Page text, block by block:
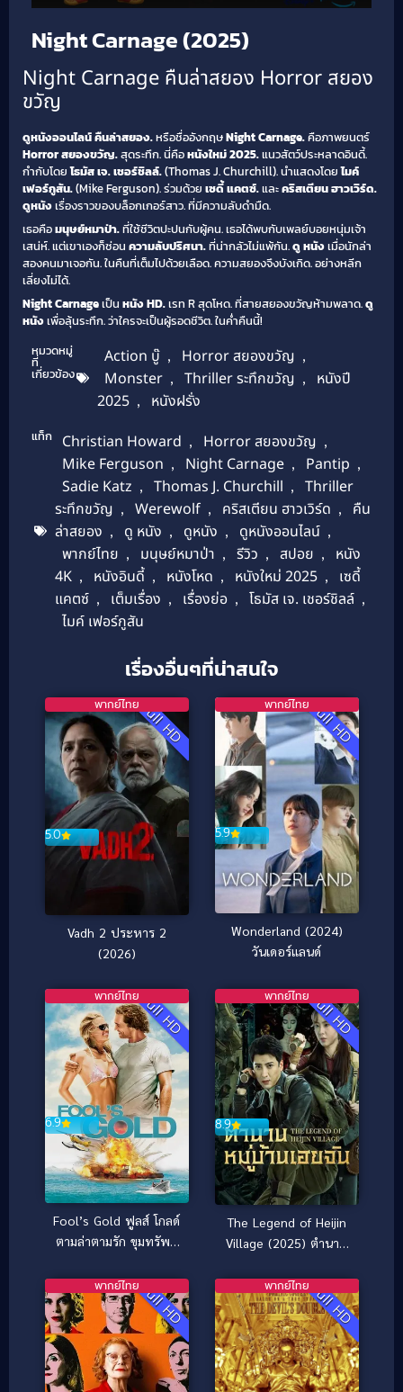
Night Carnage (2025)
Night Carnage คืนล่าสยอง Horror สยอง
ขวัญ
ดูหนังออนไลน์ คืนล่าสยอง.หรือชื่ออังกฤษNight Carnage.คือภาพยนตร์
Horror สยองขวัญ.สุดระทึก. นี่คือหนังใหม่ 2025.แนวสัตว์ประหลาดอินดี้.
กำกับโดยโธมัส เจ. เชอร์ชิลล์.(Thomas J. Churchill). นำแสดงโดยไมค์
เฟอร์กูสัน.(Mike Ferguson). ร่วมด้วย เซดี้ แคตซ์.และคริสเตียน ฮาวเวิร์ด.
ดูหนังเรื่องราวของบล็อกเกอร์สาว. ที่มีความลับดำมืด.
เธอคือมนุษย์หมาป่า.ที่ใช้ชีวิตปะปนกับผู้คน. เธอได้พบกับเพลย์บอยหนุ่มเจ้า
เสน่ห์. แต่เขาเองก็ซ่อน ความลับปริศนา.ที่น่ากลัวไม่แพ้กัน.ดู หนังเมื่อนักล่า
สองคนมาเจอกัน. ในคืนที่เต็มไปด้วยเลือด. ความสยองจึงบังเกิด. อย่างหลีก
เลี่ยงไม่ได้.
Night Carnageเป็น หนัง HD.เรท R สุดโหด. ที่สายสยองขวัญห้ามพลาด.ดู
หนังเพื่อลุ้นระทึก. ว่าใครจะเป็นผู้รอดชีวิต. ในค่ำคืนนี้!
หมวดหมู่
ที่
เกี่ยวข้อง
Action บู๊ , Horror สยองขวัญ ,
Monster , Thriller ระทึกขวัญ ,
หนังปี
2025 , หนังฝรั่ง
แท็ก Christian Howard , Horror สยองขวัญ ,
Mike Ferguson , Night Carnage , Pantip ,
Sadie Katz , Thomas J. Churchill ,
Thriller
ระทึกขวัญ , Werewolf , คริสเตียน ฮาวเวิร์ด ,
คืน
ล่าสยอง , ดู หนัง , ดูหนัง , ดูหนังออนไลน์ ,
พากย์ไทย , มนุษย์หมาป่า , รีวิว , สปอย ,
หนัง
4K , หนังอินดี้ , หนังโหด , หนังใหม่ 2025 ,
เซดี้
แคตซ์ , เต็มเรื่อง , เรื่องย่อ , โธมัส เจ. เชอร์ชิลล์ ,
ไมค์ เฟอร์กูสัน
เรื่องอื่นๆที่น่าสนใจ
Full HD
5.0
พากย์ไทย
Vadh 2 ประหาร 2
(2026)
Full HD
5.9
พากย์ไทย
Wonderland (2024)
วันเดอร์แลนด์
Full HD
6.9
พากย์ไทย
Fool’s Gold ฟูลส์ โกลด์
ตามล่าตามรัก ขุมทรัพย์
Full HD
8.9
พากย์ไทย
The Legend of Heijin
Village (2025) ตำนาน
Full HD
พากย์ไทย Full HD
พากย์ไทย